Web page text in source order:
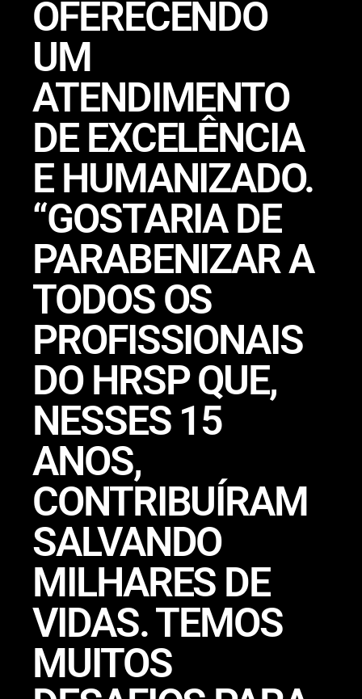
OFERECENDO
UM
ATENDIMENTO
DE EXCELÊNCIA
E HUMANIZADO.
“GOSTARIA DE
PARABENIZAR A
TODOS OS
PROFISSIONAIS
DO HRSP QUE,
NESSES 15
ANOS,
CONTRIBUÍRAM
SALVANDO
MILHARES DE
VIDAS. TEMOS
MUITOS